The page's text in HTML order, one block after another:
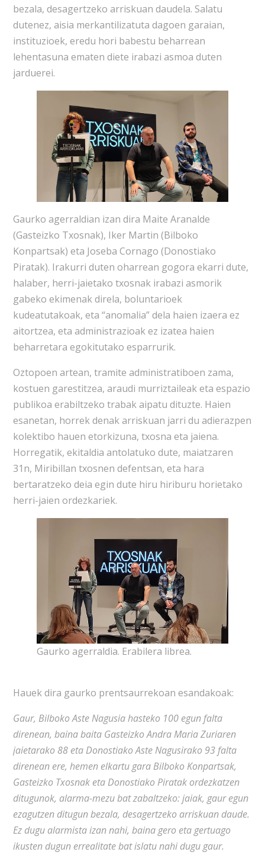
bezala, desagertzeko arriskuan daudela. Salatu
dutenez, aisia merkantilizatuta dagoen garaian,
instituzioek, eredu hori babestu beharrean
lehentasuna ematen diete irabazi asmoa duten
jarduerei.
Gaurko agerraldian izan dira Maite Aranalde
(Gasteizko Txosnak), Iker Martin (Bilboko
Konpartsak) eta Joseba Cornago (Donostiako
Piratak). Irakurri duten oharrean gogora ekarri dute,
halaber, herri-jaietako txosnak irabazi asmorik
gabeko ekimenak direla, boluntarioek
kudeatutakoak, eta “anomalia” dela haien izaera ez
aitortzea, eta administrazioak ez izatea haien
beharretara egokitutako esparrurik.
Oztopoen artean, tramite administratiboen zama,
kostuen garestitzea, araudi murriztaileak eta espazio
publikoa erabiltzeko trabak aipatu dituzte. Haien
esanetan, horrek denak arriskuan jarri du adierazpen
kolektibo hauen etorkizuna, txosna eta jaiena.
Horregatik, ekitaldia antolatuko dute, maiatzaren
31n, Miribillan txosnen defentsan, eta hara
bertaratzeko deia egin dute hiru hiriburu horietako
herri-jaien ordezkariek.
Gaurko agerraldia. Erabilera librea.
Hauek dira gaurko prentsaurrekoan esandakoak:
Gaur, Bilboko Aste Nagusia hasteko 100 egun falta
direnean, baina baita Gasteizko Andra Maria Zuriaren
jaietarako 88 eta Donostiako Aste Nagusirako 93 falta
direnean ere, hemen elkartu gara Bilboko Konpartsak,
Gasteizko Txosnak eta Donostiako Piratak ordezkatzen
ditugunok, alarma-mezu bat zabaltzeko: jaiak, gaur egun
ezagutzen ditugun bezala, desagertzeko arriskuan daude.
Ez dugu alarmista izan nahi, baina gero eta gertuago
ikusten dugun errealitate bat islatu nahi dugu gaur.